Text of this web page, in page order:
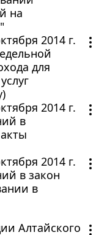
на
2014 г.
для
2014 г.
в
2014 г.
в закон
в
Алтайского